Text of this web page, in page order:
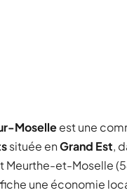
Moselleest une
située enGrand Est,
Meurthe-et-Moselle
une économie